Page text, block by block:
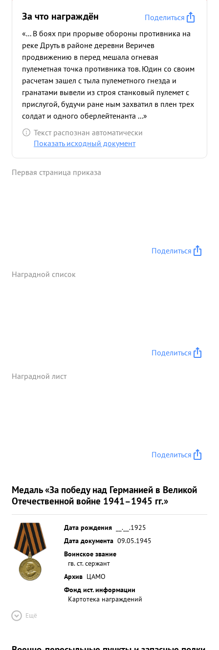
За что награждён
Поделиться
«... В боях при прорыве обороны противника на
реке Друть в районе деревни Веричев
продвижению в перед мешала огневая
пулеметная точка противника тов. Юдин со своим
расчетам зашел с тыла пулеметного гнезда и
гранатами вывели из строя станковый пулемет с
прислугой, будучи ране ным захватил в плен трех
солдат и одного оберлейтенанта ...»
Текст распознан автоматически
Показать исходный документ
Первая страница приказа
Поделиться
Наградной список
Поделиться
Наградной лист
Поделиться
Медаль «За победу над Германией в Великой
Отечественной войне 1941–1945 гг.»
Дата рождения
__.__.1925
Дата документа 09.05.1945
Воинское звание
гв. ст. сержант
Архив ЦАМО
Фонд ист. информации
Картотека награждений
Ещё